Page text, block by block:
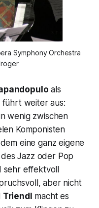
Symphony Orchestra
als
weiter aus:
wenig zwischen
Komponisten
eine ganz eigene
Jazz oder Pop
sehr effektvoll
aber nicht
Triendl
macht es